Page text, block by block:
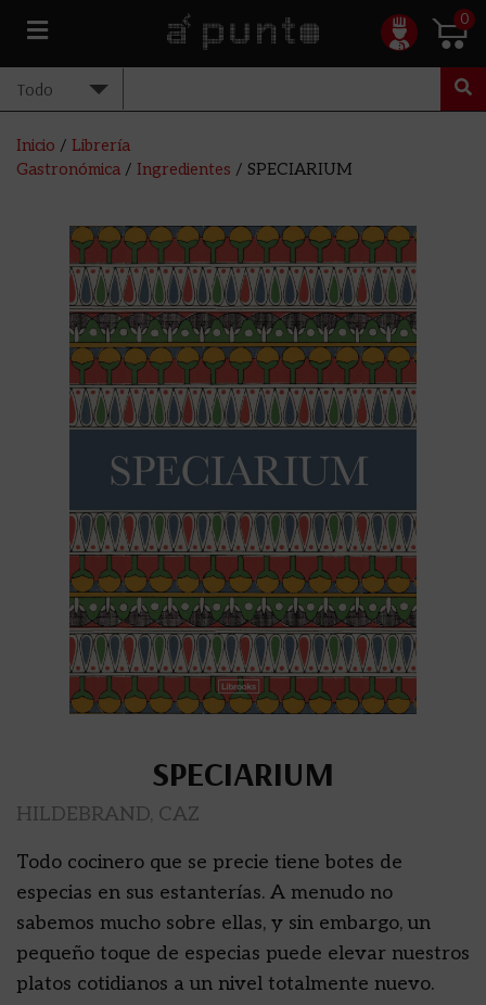
0
Inicio / Librería
Gastronómica / Ingredientes / SPECIARIUM
SPECIARIUM
HILDEBRAND, CAZ
Todo cocinero que se precie tiene botes de
especias en sus estanterías. A menudo no
sabemos mucho sobre ellas, y sin embargo, un
pequeño toque de especias puede elevar nuestros
platos cotidianos a un nivel totalmente nuevo.